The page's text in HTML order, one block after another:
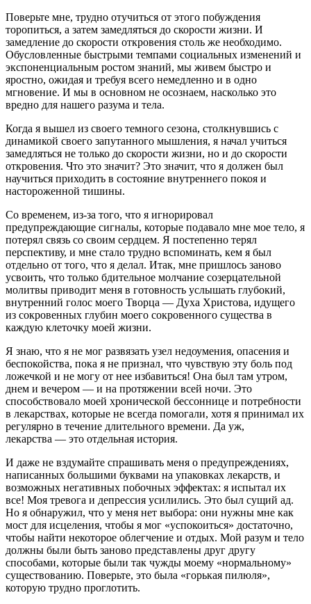
Поверьте мне, трудно отучиться от этого побуждения
торопиться, а затем замедляться до скорости жизни. И
замедление до скорости откровения столь же необходимо.
Обусловленные быстрыми темпами социальных изменений и
экспоненциальным ростом знаний, мы живем быстро и
яростно, ожидая и требуя всего немедленно и в одно
мгновение. И мы в основном не осознаем, насколько это
вредно для нашего разума и тела.
Когда я вышел из своего темного сезона, столкнувшись с
динамикой своего запутанного мышления, я начал учиться
замедляться не только до скорости жизни, но и до скорости
откровения. Что это значит? Это значит, что я должен был
научиться приходить в состояние внутреннего покоя и
настороженной тишины.
Со временем, из-за того, что я игнорировал
предупреждающие сигналы, которые подавало мне мое тело, я
потерял связь со своим сердцем. Я постепенно терял
перспективу, и мне стало трудно вспоминать, кем я был
отдельно от того, что я делал. Итак, мне пришлось заново
усвоить, что только бдительное молчание созерцательной
молитвы приводит меня в готовность услышать глубокий,
внутренний голос моего Творца — Духа Христова, идущего
из сокровенных глубин моего сокровенного существа в
каждую клеточку моей жизни.
Я знаю, что я не мог развязать узел недоумения, опасения и
беспокойства, пока я не признал, что чувствую эту боль под
ложечкой и не могу от нее избавиться! Она был там утром,
днем ​​и вечером — и на протяжении всей ночи. Это
способствовало моей хронической бессоннице и потребности
в лекарствах, которые не всегда помогали, хотя я принимал их
регулярно в течение длительного времени. Да уж,
лекарства — это отдельная история.
И даже не вздумайте спрашивать меня о предупреждениях,
написанных большими буквами на упаковках лекарств, и
возможных негативных побочных эффектах: я испытал их
все! Моя тревога и депрессия усилились. Это был сущий ад.
Но я обнаружил, что у меня нет выбора: они нужны мне как
мост для исцеления, чтобы я мог «успокоиться» достаточно,
чтобы найти некоторое облегчение и отдых. Мой разум и тело
должны были быть заново представлены друг другу
способами, которые были так чужды моему «нормальному»
существованию. Поверьте, это была «горькая пилюля»,
которую трудно проглотить.